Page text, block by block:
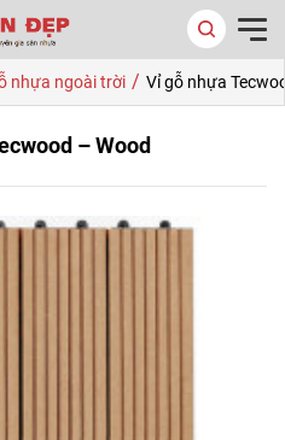
nhựa ngoài trời / Vỉ gỗ nhựa
– Wood